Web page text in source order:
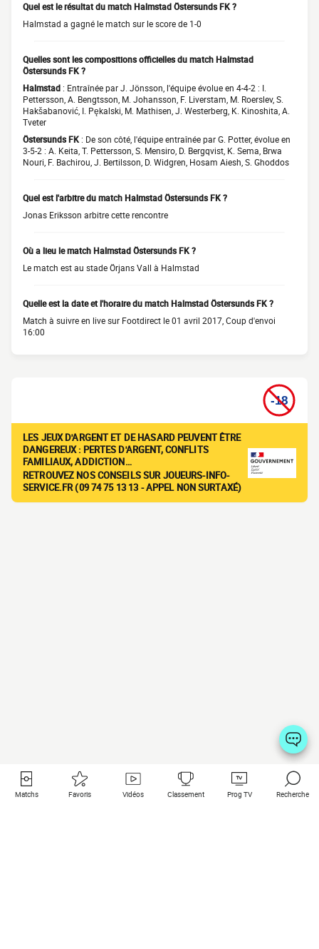
Quel est le résultat du match Halmstad Östersunds FK ?
Halmstad a gagné le match sur le score de 1-0
Quelles sont les compositions officielles du match Halmstad
Östersunds FK ?
Halmstad : Entraînée par J. Jönsson, l'équipe évolue en 4-4-2 : I.
Pettersson, A. Bengtsson, M. Johansson, F. Liverstam, M. Roerslev, S.
Hakšabanović, I. Pękalski, M. Mathisen, J. Westerberg, K. Kinoshita, A.
Tveter
Östersunds FK : De son côté, l'équipe entraînée par G. Potter, évolue en
3-5-2 : A. Keita, T. Pettersson, S. Mensiro, D. Bergqvist, K. Sema, Brwa
Nouri, F. Bachirou, J. Bertilsson, D. Widgren, Hosam Aiesh, S. Ghoddos
Quel est l'arbitre du match Halmstad Östersunds FK ?
Jonas Eriksson arbitre cette rencontre
Où a lieu le match Halmstad Östersunds FK ?
Le match est au stade Örjans Vall à Halmstad
Quelle est la date et l'horaire du match Halmstad Östersunds FK ?
Match à suivre en live sur Footdirect le 01 avril 2017, Coup d'envoi
16:00
LES JEUX D'ARGENT ET DE HASARD PEUVENT ÊTRE
DANGEREUX : PERTES D'ARGENT, CONFLITS
FAMILIAUX, ADDICTION…
RETROUVEZ NOS CONSEILS SUR JOUEURS-INFO-
SERVICE.FR (09 74 75 13 13 - APPEL NON SURTAXÉ)
Matchs Favoris Vidéos Classement Prog TV Recherche